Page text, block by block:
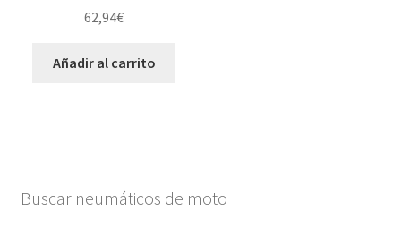
62,94€
Añadir al carrito
Buscar neumáticos de moto